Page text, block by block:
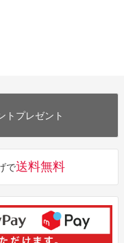
トプレゼント
で送料無料